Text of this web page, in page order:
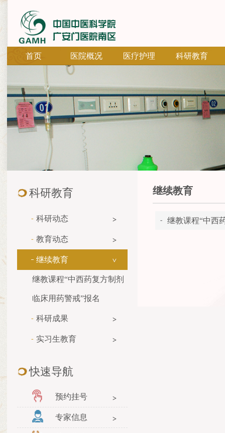
首页 医院概况 医疗护理 科研教育
科研教育
科研动态
教育动态
继续教育
继教课程“中西药复方制剂
临床用药警戒”报名
科研成果
实习生教育
快速导航
预约挂号
专家信息
继续教育
继教课程“中西